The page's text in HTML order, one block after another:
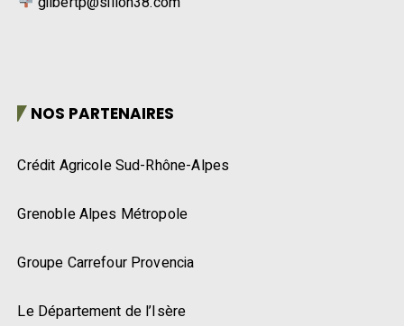
NOS PARTENAIRES
Crédit Agricole Sud-Rhône-Alpes
Grenoble Alpes Métropole
Groupe Carrefour Provencia
Le Département de l’Isère